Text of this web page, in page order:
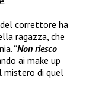
correttore ha
ragazza, che
“Non riesco
ai make up
mistero di quel